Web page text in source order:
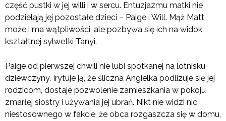
część pustki w jej willi i w sercu. Entuzjazmu matki nie
podzielają jej pozostałe dzieci – Paige i Will. Mąż Matt
może i ma wątpliwości, ale pozbywa się ich na widok
kształtnej sylwetki Tanyi.
Paige od pierwszej chwili nie lubi spotkanej na lotnisku
dziewczyny. Irytuje ją, że śliczna Angielka podlizuje się jej
rodzicom, dostaje pozwolenie zamieszkania w pokoju
zmarłej siostry i używania jej ubrań. Nikt nie widzi nic
niestosownego w fakcie, że obca rozgaszcza się w domu,